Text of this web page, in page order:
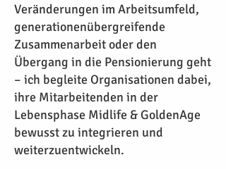
Veränderungen im Arbeitsumfeld,
generationenübergreifende
Zusammenarbeit oder den
Übergang in die Pensionierung geht
– ich begleite Organisationen dabei,
ihre Mitarbeitenden in der
Lebensphase Midlife & GoldenAge
bewusst zu integrieren und
weiterzuentwickeln.